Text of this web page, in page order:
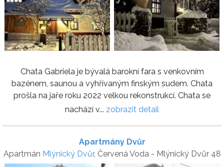
Chata Gabriela je bývalá barokní fara s venkovním
bazénem, saunou a vyhřívaným finským sudem. Chata
prošla na jaře roku 2022 velkou rekonstrukcí. Chata se
nachází v... zobrazit detail
Apartmány Dvůr
Apartmán Mlýnický Dvůr, Červená Voda - Mlýnický Dvůr 48